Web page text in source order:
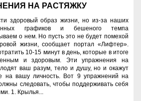
НА РАСТЯЖКУ
здоровый образ жизни, но из-за наших
графиков и бешеного темпа
о нем. Но пусть это не будет помехой
жизни, сообщает портал «Лифтер».
10-15 минут в день, которые в итоге
и здоровым. Эти упражнения на
ваш разум, тело и душу, но и окажут
на вашу личность. Вот 9 упражнений на
следовать, чтобы поддерживать себя
1. Крылья...